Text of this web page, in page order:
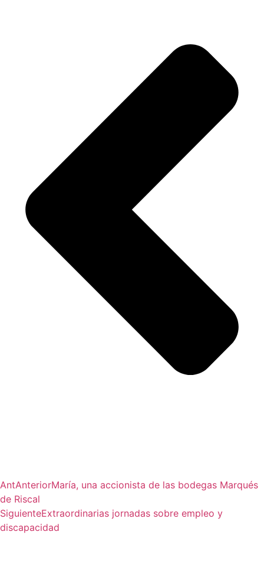
AntAnteriorMaría, una accionista de las bodegas Marqués
de Riscal
SiguienteExtraordinarias jornadas sobre empleo y
discapacidad